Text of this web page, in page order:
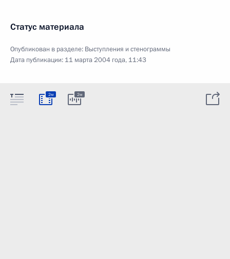
Статус материала
Опубликован в разделе: Выступления и стенограммы
Дата публикации: 11 марта 2004 года, 11:43
2м 2м